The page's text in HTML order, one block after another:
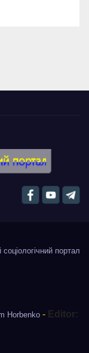
портал
Horbenko - Editor: